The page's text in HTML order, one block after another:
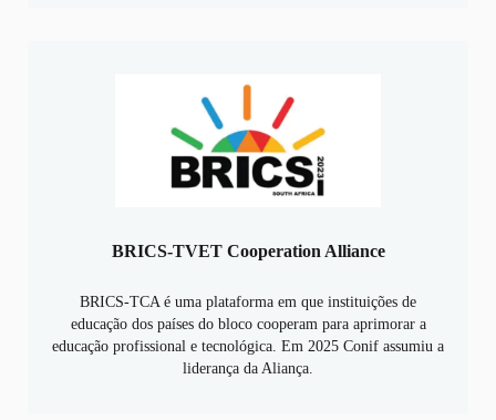
BRICS-TVET Cooperation Alliance
BRICS-TCA é uma plataforma em que instituições de
educação dos países do bloco cooperam para aprimorar a
educação profissional e tecnológica. Em 2025 Conif assumiu a
liderança da Aliança.